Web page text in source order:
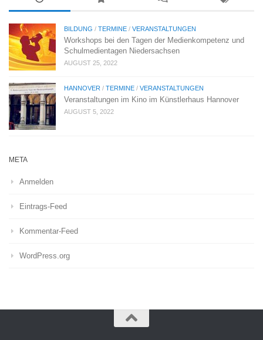
BILDUNG / TERMINE / VERANSTALTUNGEN
Workshops bei den Tagen der Medienkompetenz und
Schulmedientagen Niedersachsen
AUGUST 25, 2022
HANNOVER / TERMINE / VERANSTALTUNGEN
Veranstaltungen im Kino im Künstlerhaus Hannover
AUGUST 5, 2022
META
Anmelden
Eintrags-Feed
Kommentar-Feed
WordPress.org